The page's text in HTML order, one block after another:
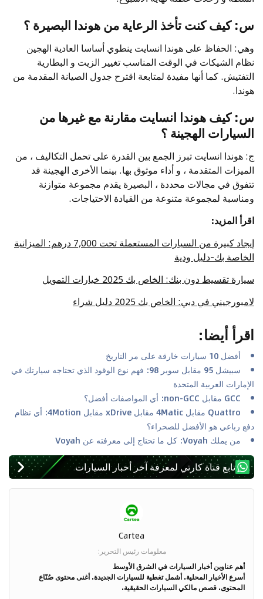
س: كيف كنت تأخذ الرعاية من هوندا البصيرة ؟
وهي: الحفاظ على هوندا انسايت ينطوي أساسا العادية الهجين
نظام الشيكات في الوقت المناسب تغيير الزيت و البطارية
التفتيش. كما أنها مفيدة لمتابعة اقترح جدول الصيانة المقدمة من
هوندا.
س: كيف هوندا انسايت مقارنة مع غيرها من
السيارات الهجينة ؟
ج: هوندا انسايت تبرز الجمع بين القدرة على تحمل التكاليف ، من
الميزات المتقدمة ، و أداء موثوق بها. بينما الأخرى الهجينة قد
تتفوق في مجالات محددة ، البصيرة يقدم مجموعة متوازنة
ومناسبة لمجموعة متنوعة من القيادة الاحتياجات.
اقرأ المزيد:
إيجاد كبيرة من السيارات المستعملة تحت 7,000 درهم: الميزانية
الخاصة بك-دليل ودية
سيارة تقسيط دون بنك: الخاص بك 2025 خيارات التمويل
لامبورجيني في دبي: الخاص بك 2025 دليل شراء
اقرأ أيضا:
أفضل 10 سيارات خارقة على مر التاريخ
سبيشل 95 مقابل سوبر 98: فهم نوع الوقود الذي تحتاجه سيارتك في
الإمارات العربية المتحدة
GCC مقابل non-GCC: أي المواصفات أفضل؟
Quattro مقابل 4Matic مقابل xDrive مقابل 4Motion: أي نظام
دفع رباعي هو الأفضل للصحراء؟
من يملك Voyah: كل ما تحتاج إلى معرفته عن Voyah
تابع قناة كارتي لمعرفة آخر أخبار السيارات
Cartea
معلومات رئيس التحرير :
أهم عناوين أخبار السيارات في الشرق الأوسط
أسرع الأخبار المحلية. أشمل تغطية للسيارات الجديدة. أغنى محتوى صُنّاع
المحتوى. قصص مالكي السيارات الحقيقية.